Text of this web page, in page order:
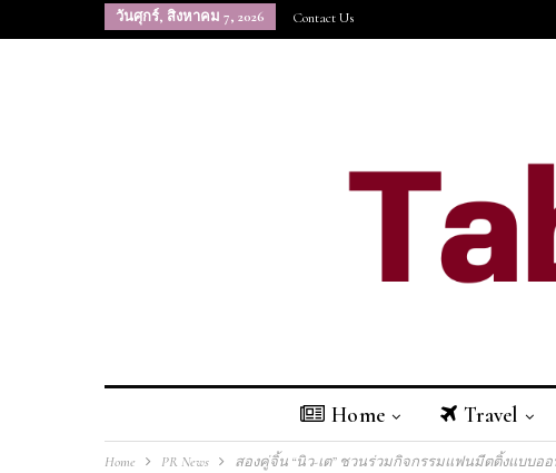
วันศุกร์, สิงหาคม 7, 2026 Contact Us
Home Travel
Home PR News สองคู่จิ้น “นิว-เต” ชวนร่วมกิจกรรมแฟนมีตติ้งแบบออน